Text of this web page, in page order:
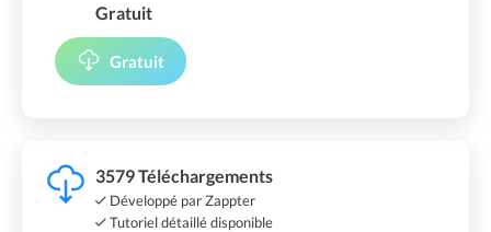
Gratuit
Gratuit
3579 Téléchargements
Développé par Zappter
Tutoriel détaillé disponible